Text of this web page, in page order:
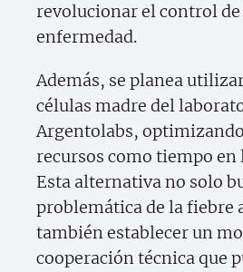
revolucionar el control de
enfermedad.
Además, se planea
células madre del
Argentolabs,
recursos como tiempo
Esta alternativa no solo
problemática de la fiebre
también establecer un
cooperación técnica que